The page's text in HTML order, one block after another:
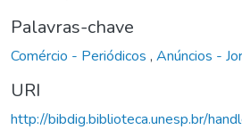
Palavras-chave
Comércio - Periódicos , Anúncios -
URI
http://bibdig.biblioteca.unesp.br/